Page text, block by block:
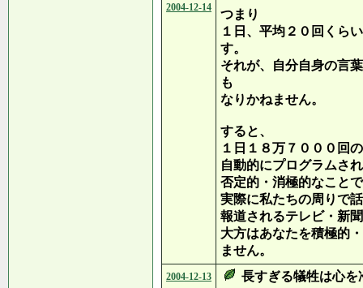
2004-12-14
つまり
１日、平均２０回くら
す。
それが、自分自身の言
も
なりかねません。
すると、
１日１８万７０００回
自動的にプログラムさ
否定的・消極的なこと
実際に私たちの周りで
報道されるテレビ・新
大方はあなたを積極的
ません。
2004-12-13 長すぎる犠牲は心を